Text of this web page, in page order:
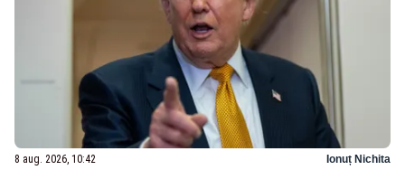
8 aug. 2026, 10:42 Ionuț Nichita